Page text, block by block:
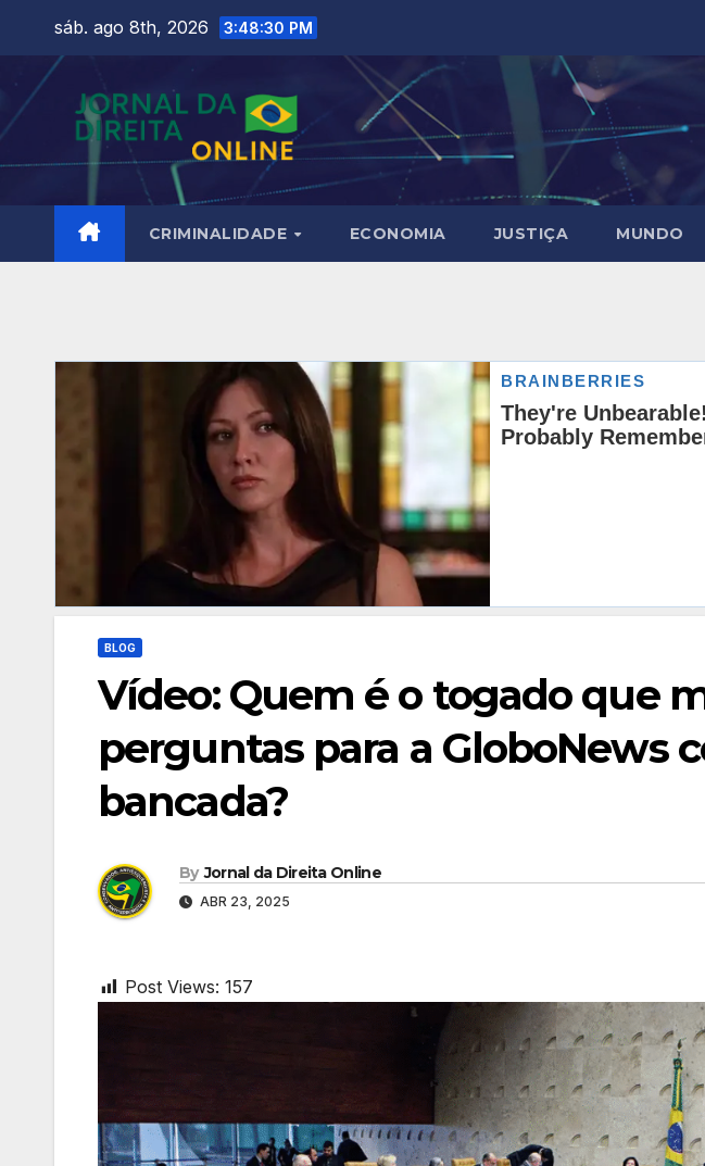
content
sáb. ago 8th, 2026 3:48:31 PM
CRIMINALIDADE ECONOMIA JUSTIÇA MUNDO
BLOG
Vídeo: Quem é o togado que
perguntas para a GloboNews
bancada?
By Jornal da Direita Online
ABR 23, 2025
Post Views: 157